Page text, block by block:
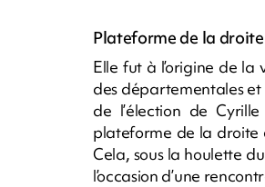
Plateforme de la
Elle fut à l’origine de
des départementales et
de l’élection de
plateforme de la droite
Cela, sous la houlette
l’occasion d’une